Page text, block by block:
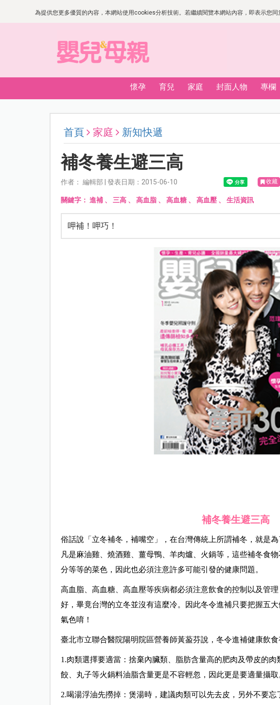
為提供您更多優質的內容，本網站使用cookies分析技術。若繼續閱覽本網站內容，即表示您
懷孕 育兒 家庭 封面人物 專欄
首頁 家庭 新知快遞
補冬養生避三高
作者： 編輯部 | 發表日期：2015-06-10 收藏
關鍵字： 進補、 三高、 高血脂、 高血糖、 高血壓、 生活資訊
呷補！呷巧！
補冬養生避三高
俗話說「立冬補冬，補嘴空」，在台灣傳統上所謂補冬，就是
凡是麻油雞、燒酒雞、薑母鴨、羊肉爐、火鍋等，這些補冬食
分等等的菜色，因此也必須注意許多可能引發的健康問題。
高血脂、高血糖、高血壓等疾病都必須注意飲食的控制以及管
好，畢竟台灣的立冬並沒有這麼冷。因此冬令進補只要把握五
氣色唷！
臺北市立聯合醫院陽明院區營養師黃萾芬說，冬令進補健康飲食
1.肉類選擇要適當：捨棄內臟類、脂肪含量高的肥肉及帶皮的
餃、丸子等火鍋料油脂含量更是不容輕忽，因此更是要適量攝取
2.喝湯浮油先撈掉：煲湯時，建議肉類可以先去皮，另外不要